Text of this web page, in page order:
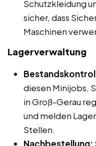
Schutzkleidung
sicher, dass
Maschinen
Lagerverwaltung
diesen Minijobs,
in Groß-Gerau
und melden
Stellen.
Nachbestellung: